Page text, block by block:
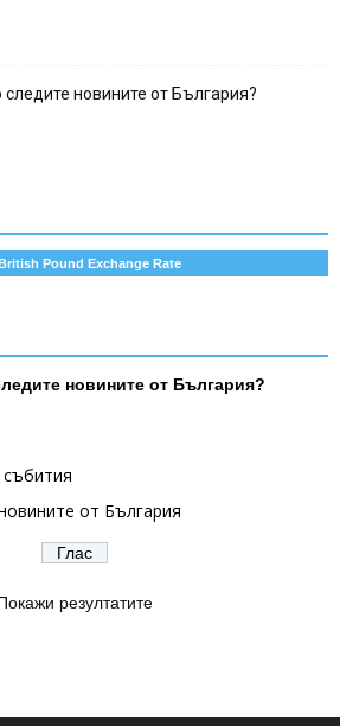
новините от България?
Pound Exchange Rate
новините от България?
от България
резултатите